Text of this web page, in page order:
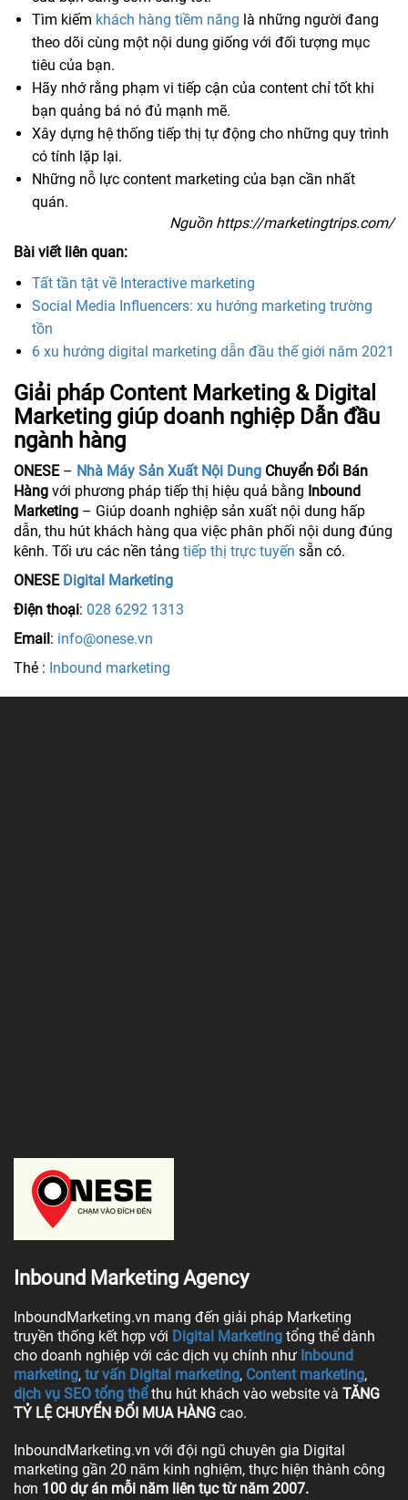
Tìm kiếm khách hàng tiềm năng là những người đang
theo dõi cùng một nội dung giống với đối tượng mục
tiêu của bạn.
Hãy nhớ rằng phạm vi tiếp cận của content chỉ tốt khi
bạn quảng bá nó đủ mạnh mẽ.
Xây dựng hệ thống tiếp thị tự động cho những quy trình
có tính lặp lại.
Những nỗ lực content marketing của bạn cần nhất
quán.
Nguồn https://marketingtrips.com/
Bài viết liên quan:
Tất tần tật về Interactive marketing
Social Media Influencers: xu hướng marketing trường
tồn
6 xu hướng digital marketing dẫn đầu thế giới năm 2021
Giải pháp Content Marketing & Digital
Marketing giúp doanh nghiệp Dẫn đầu
ngành hàng
ONESE– Nhà Máy Sản Xuất Nội Dung Chuyển Đổi Bán
Hàng với phương pháp tiếp thị hiệu quả bằng Inbound
Marketing – Giúp doanh nghiệp sản xuất nội dung hấp
dẫn, thu hút khách hàng qua việc phân phối nội dung đúng
kênh. Tối ưu các nền tảng tiếp thị trực tuyến sẵn có.
ONESE Digital Marketing
Điện thoại: 028 6292 1313
Email: info@onese.vn
Thẻ : Inbound marketing
Inbound Marketing Agency
InboundMarketing.vn mang đến giải pháp Marketing
truyền thống kết hợp với Digital Marketing tổng thể dành
cho doanh nghiệp với các dịch vụ chính như Inbound
marketing, tư vấn Digital marketing, Content marketing,
dịch vụ SEO tổng thể thu hút khách vào website và TĂNG
TỶ LỆ CHUYỂN ĐỔI MUA HÀNG cao.
InboundMarketing.vn với đội ngũ chuyên gia Digital
marketing gần 20 năm kinh nghiệm, thực hiện thành công
hơn 100 dự án mỗi năm liên tục từ năm 2007.